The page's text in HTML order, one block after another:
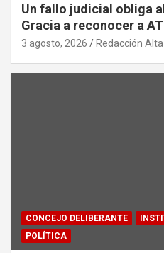
Un fallo judicial obliga
Gracia a reconocer a
por la representación
3 agosto, 2026 Redacción Alta
CONCEJO DELIBERANTE
POLÍTICA